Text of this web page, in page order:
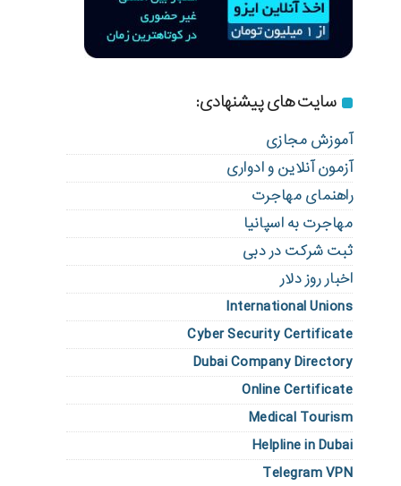
سایت های پیشنهادی:
آموزش مجازی
آزمون آنلاین و ادواری
راهنمای مهاجرت
مهاجرت به اسپانیا
ثبت شرکت در دبی
اخبار روز دلار
International Unions
Cyber Security Certificate
Dubai Company Directory
Online Certificate
Medical Tourism
Helpline in Dubai
Telegram VPN